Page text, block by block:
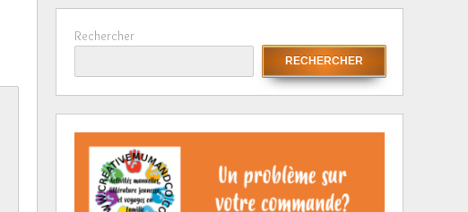
Rechercher
RECHERCHER